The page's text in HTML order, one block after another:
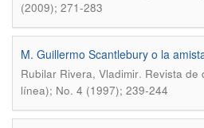
(2009); 271-283
M. Guillermo Scantlebury o la
Rubilar Rivera, Vladimir. Revista de
línea); No. 4 (1997); 239-244